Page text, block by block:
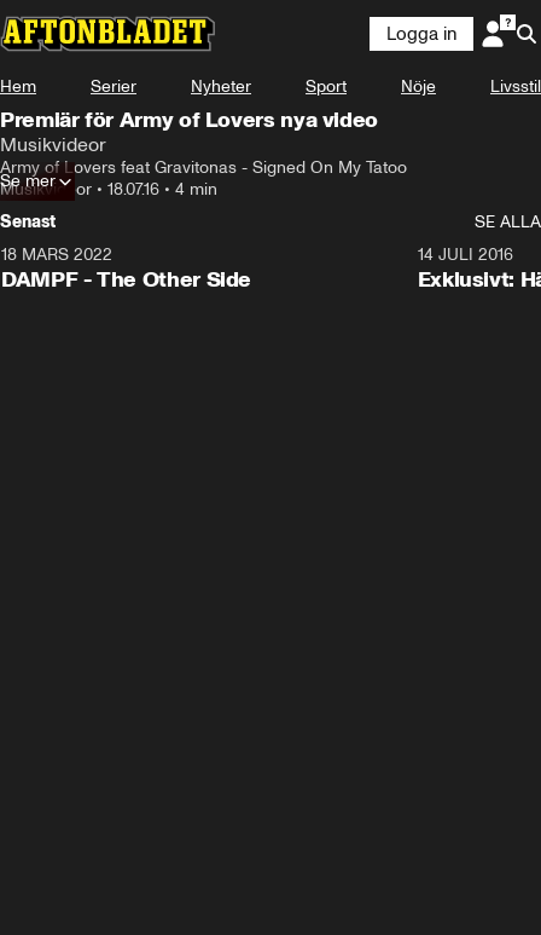
Logga in
Hem Serier Nyheter Sport Nöje Livsstil
Premiär för Army of Lovers nya video
Musikvideor
Army of Lovers feat Gravitonas - Signed On My Tatoo
Musikvideor • 18.07.16 • 4 min
Se mer
Senast
SE ALLA
18 MARS 2022
DAMPF - The Other Side
14 JULI 2016
Exklusivt: